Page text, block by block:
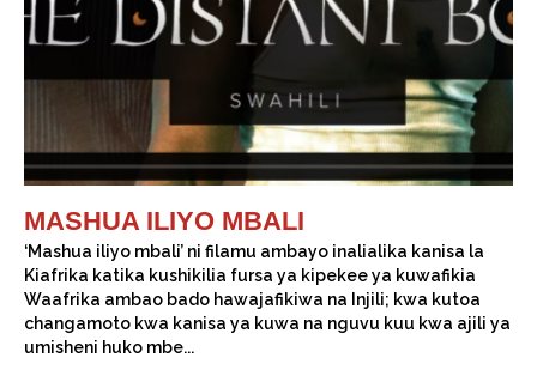
MASHUA ILIYO MBALI
‘Mashua iliyo mbali’ ni filamu ambayo inalialika kanisa la
Kiafrika katika kushikilia fursa ya kipekee ya kuwafikia
Waafrika ambao bado hawajafikiwa na Injili; kwa kutoa
changamoto kwa kanisa ya kuwa na nguvu kuu kwa ajili ya
umisheni huko mbe...